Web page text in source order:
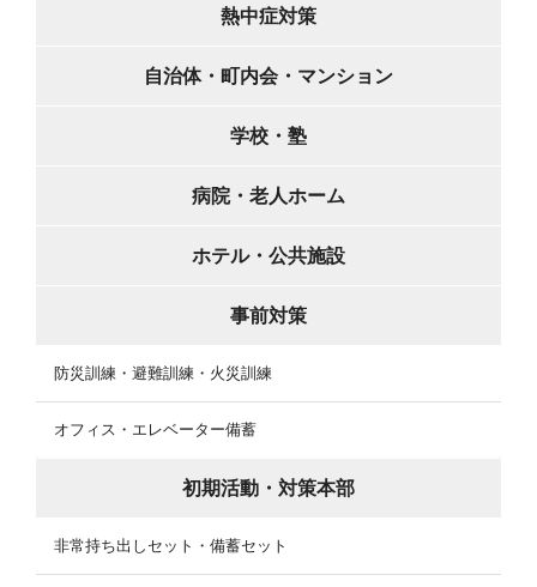
熱中症対策
自治体・町内会・マンション
学校・塾
病院・老人ホーム
ホテル・公共施設
事前対策
防災訓練・避難訓練・火災訓練
オフィス・エレベーター備蓄
初期活動・対策本部
非常持ち出しセット・備蓄セット